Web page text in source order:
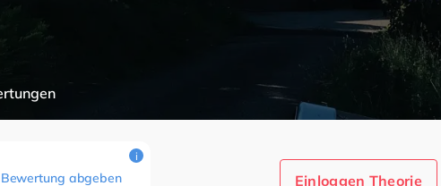
Bewertung abgeben
i
Einloggen Theorie